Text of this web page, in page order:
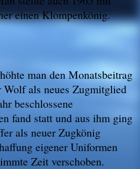
einen Klompenkönig.
man den Monatsbeitrag
Wolf als neues Zugmitglied
beschlossene
fand statt und aus ihm ging
als neuer Zugkönig
eigener Uniformen
Zeit verschoben.